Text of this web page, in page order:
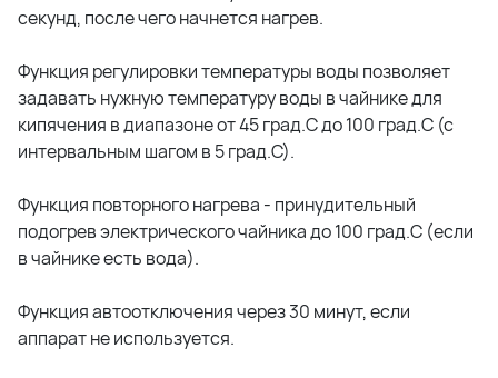
секунд, после чего начнется нагрев.
Функция регулировки температуры воды позволяет
задавать нужную температуру воды в чайнике для
кипячения в диапазоне от 45 град.С до 100 град.С (с
интервальным шагом в 5 град.С).
Функция повторного нагрева - принудительный
подогрев электрического чайника до 100 град.С (если
в чайнике есть вода).
Функция автоотключения через 30 минут, если
аппарат не используется.